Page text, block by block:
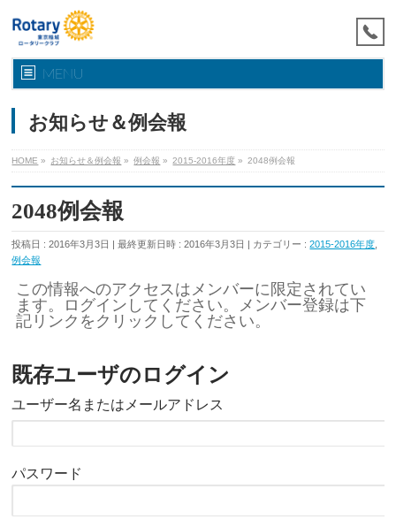
MENU
お知らせ＆例会報
HOME » お知らせ＆例会報 » 例会報 » 2015-2016年度 » 2048例会報
2048例会報
投稿日 : 2016年3月3日 最終更新日時 : 2016年3月3日 カテゴリー :2015-2016年度
例会報
この情報へのアクセスはメンバーに限定されてい
ます。ログインしてください。メンバー登録は下
記リンクをクリックしてください。
既存ユーザのログイン
ユーザー名またはメールアドレス
パスワード